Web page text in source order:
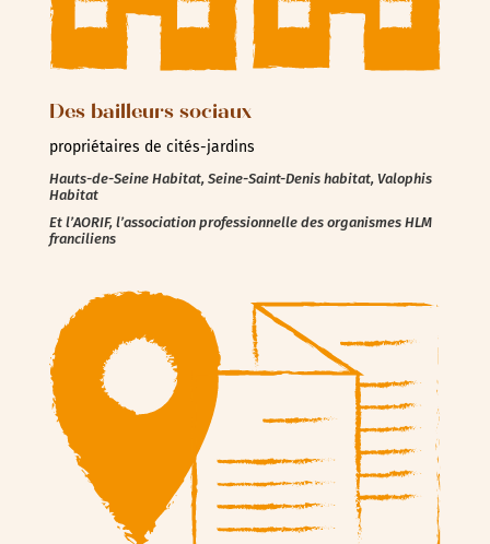
Des bailleurs sociaux
propriétaires de cités-jardins
Hauts-de-Seine Habitat, Seine-Saint-Denis habitat, Valophis
Habitat
Et l’AORIF, l’association professionnelle des organismes HLM
franciliens